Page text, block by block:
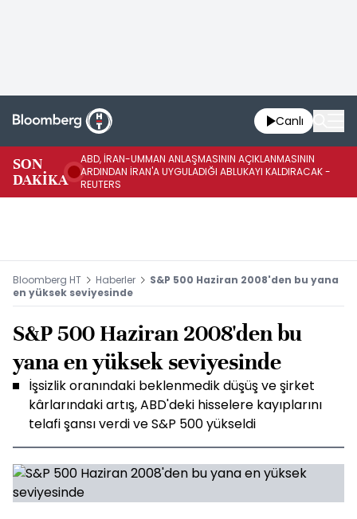
Canlı
SON
DAKİKA
ABD, İRAN-UMMAN ANLAŞMASININ AÇIKLANMASININ
ARDINDAN İRAN'A UYGULADIĞI ABLUKAYI KALDIRACAK -
REUTERS
Bloomberg HT Haberler
S&P 500 Haziran 2008'den bu yana
en yüksek seviyesinde
S&P 500 Haziran 2008'den bu
yana en yüksek seviyesinde
İşsizlik oranındaki beklenmedik düşüş ve şirket
kârlarındaki artış, ABD'deki hisselere kayıplarını
telafi şansı verdi ve S&P 500 yükseldi